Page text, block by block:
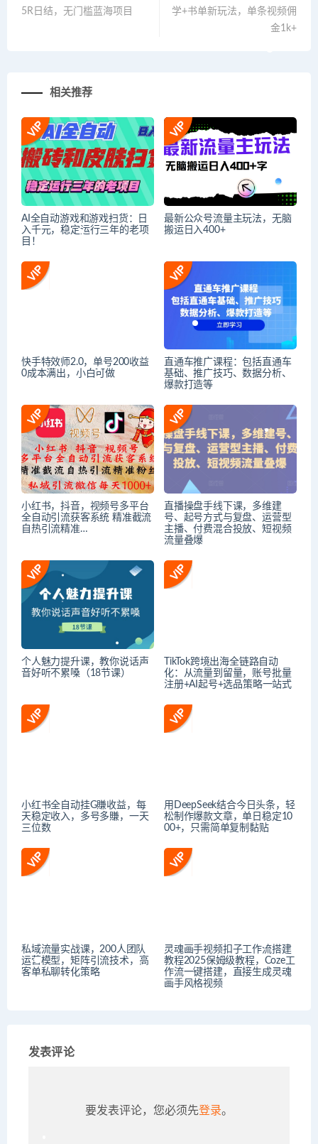
5R日结，无门槛蓝海项目
学+书单新玩法，单条视频佣
金1k+
相关推荐
AI全自动游戏和游戏扫货：日
入千元，稳定运行三年的老项
目！
最新公众号流量主玩法，无脑
搬运日入400+
快手特效师2.0，单号200收益
0成本满出，小白可做
直通车推广课程：包括直通车
基础、推广技巧、数据分析、
爆款打造等
小红书，抖音，视频号多平台
全自动引流获客系统 精准截流
自热引流精准…
直播操盘手线下课，多维建
号、起号方式与复盘、运营型
主播、付费混合投放、短视频
流量叠爆
个人魅力提升课，教你说话声
音好听不累嗓（18节课）
TikTok跨境出海全链路自动
化：从流量到留量，账号批量
注册+AI起号+选品策略一站式
小红书全自动挂G賺收益，每
天稳定收入，多号多賺，一天
三位数
用DeepSeek结合今日头条，轻
松制作爆款文章，单日稳定10
00+，只需简单复制黏贴
私域流量实战课，200人团队
运营模型，矩阵引流技术，高
客单私聊转化策略
灵魂画手视频扣子工作流搭建
教程2025保姆级教程，Coze工
作流一键搭建，直接生成灵魂
画手风格视频
发表评论
要发表评论，您必须先登录。